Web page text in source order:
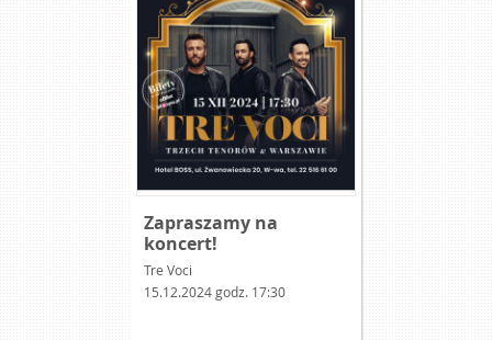
Zapraszamy na
koncert!
Tre Voci
15.12.2024 godz. 17:30